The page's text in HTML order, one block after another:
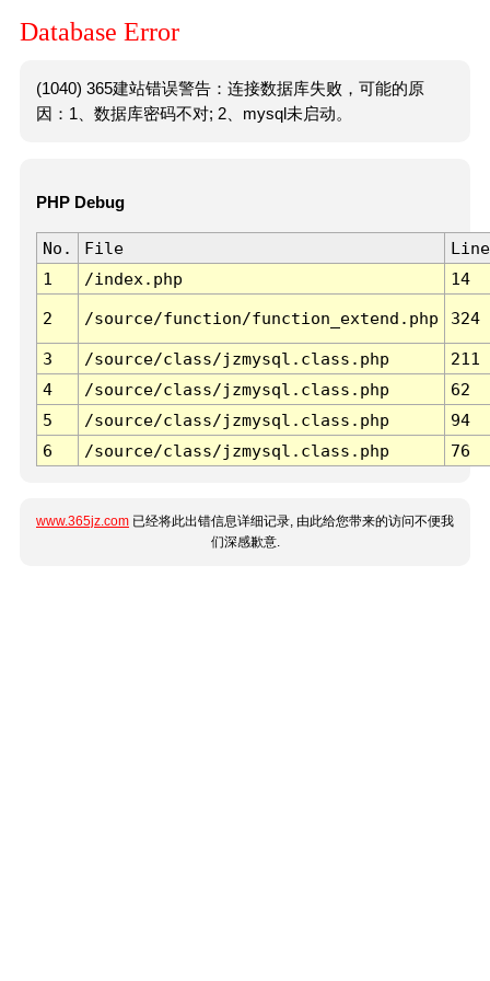
Database Error
(1040) 365建站错误警告：连接数据库失败，可能的原
因：1、数据库密码不对; 2、mysql未启动。
PHP Debug
No. File
Line
1
/index.php 14
2 /source/function/function_extend.php 324
3 /source/class/jzmysql.class.php
211
4
/source/class/jzmysql.class.php
62
5
/source/class/jzmysql.class.php
94
6
/source/class/jzmysql.class.php 76
www.365jz.com 已经将此出错信息详细记录, 由此给您带来的访问不便我
们深感歉意.